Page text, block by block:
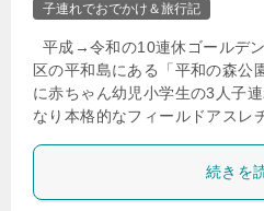
子連れでおでかけ＆旅行記
平成→令和の10連休ゴールデ
区の平和島にある「平和の森公
に赤ちゃん幼児小学生の3人子
なり本格的なフィールドアスレ
続きを